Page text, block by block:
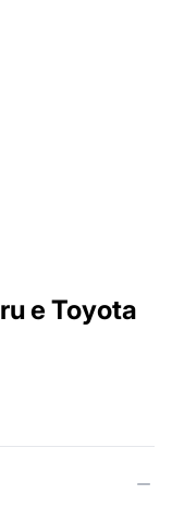
e Toyota